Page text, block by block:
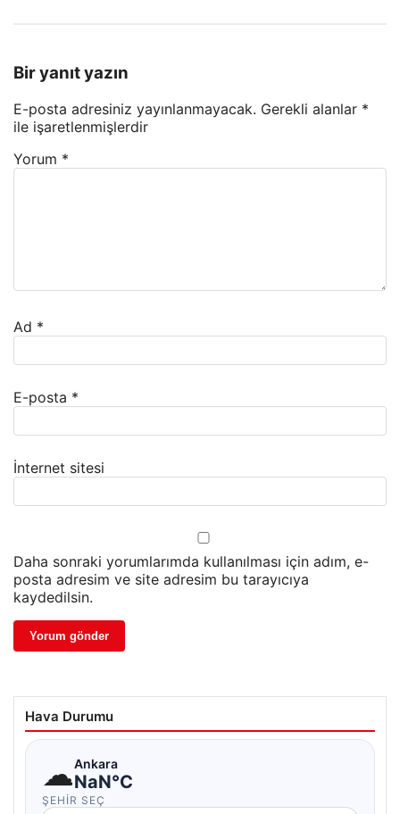
Bir yanıt yazın
E-posta adresiniz yayınlanmayacak. Gerekli alanlar *
ile işaretlenmişlerdir
Yorum *
Ad *
E-posta *
İnternet sitesi
Daha sonraki yorumlarımda kullanılması için adım, e-
posta adresim ve site adresim bu tarayıcıya
kaydedilsin.
Hava Durumu
☁Ankara
NaN°C
ŞEHIR SEÇ